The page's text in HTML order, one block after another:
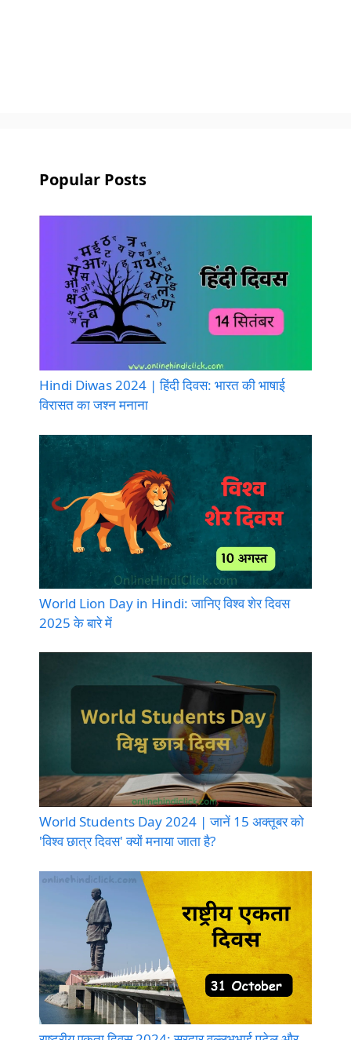
Popular Posts
Hindi Diwas 2024 | हिंदी दिवस: भारत की भाषाई
विरासत का जश्न मनाना
World Lion Day in Hindi: जानिए विश्व शेर दिवस
2025 के बारे में
World Students Day 2024 | जानें 15 अक्तूबर को
'विश्व छात्र दिवस' क्यों मनाया जाता है?